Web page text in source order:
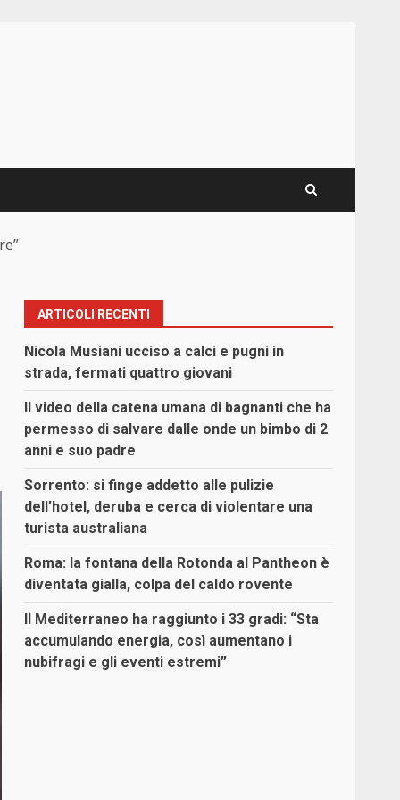
ARTICOLI RECENTI
Nicola Musiani ucciso a calci e pugni in
strada, fermati quattro giovani
Il video della catena umana di bagnanti che ha
permesso di salvare dalle onde un bimbo di 2
anni e suo padre
Sorrento: si finge addetto alle pulizie
dell’hotel, deruba e cerca di violentare una
turista australiana
Roma: la fontana della Rotonda al Pantheon è
diventata gialla, colpa del caldo rovente
Il Mediterraneo ha raggiunto i 33 gradi: “Sta
accumulando energia, così aumentano i
nubifragi e gli eventi estremi”